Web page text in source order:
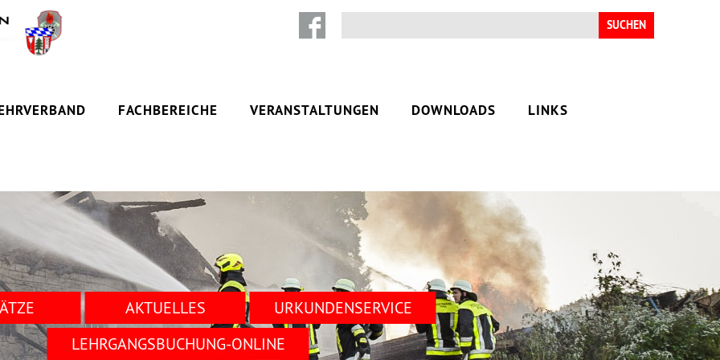
Suchen
nach:
FACHBEREICHE VERANSTALTUNGEN DOWNLOADS LINKS
AKTUELLES
URKUNDENSERVICE
LEHRGANGSBUCHUNG-ONLINE